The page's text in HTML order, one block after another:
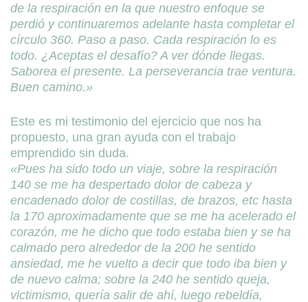
de la respiración en la que nuestro enfoque se
perdió y continuaremos adelante hasta completar el
círculo 360. Paso a paso. Cada respiración lo es
todo. ¿Aceptas el desafío? A ver dónde llegas.
Saborea el presente. La perseverancia trae ventura.
Buen camino.»
Este es mi testimonio del ejercicio que nos ha
propuesto, una gran ayuda con el trabajo
emprendido sin duda.
«Pues ha sido todo un viaje, sobre la respiración
140 se me ha despertado dolor de cabeza y
encadenado dolor de costillas, de brazos, etc hasta
la 170 aproximadamente que se me ha acelerado el
corazón, me he dicho que todo estaba bien y se ha
calmado pero alrededor de la 200 he sentido
ansiedad, me he vuelto a decir que todo iba bien y
de nuevo calma; sobre la 240 he sentido queja,
victimismo, quería salir de ahí, luego rebeldía,